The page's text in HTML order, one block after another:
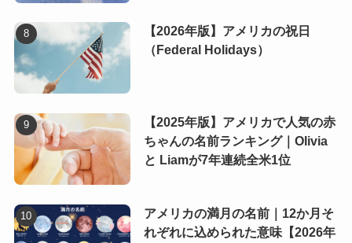
【2026年版】アメリカの祝日
（Federal Holidays）
【2025年版】アメリカで人気の赤
ちゃんの名前ランキング｜Olivia
と Liamが7年連続全米1位
アメリカの満月の名前｜12か月そ
れぞれに込められた意味【2026年